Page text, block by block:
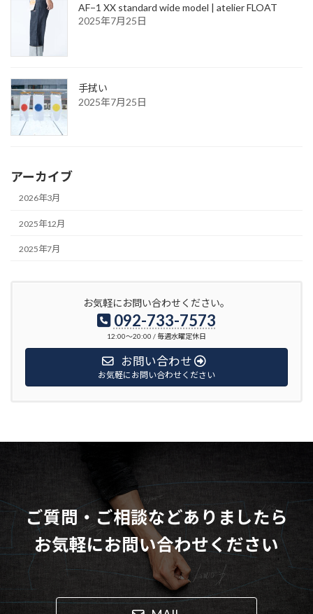
AF−1 XX standard wide model | atelier FLOAT
2025年7月25日
手拭い
2025年7月25日
アーカイブ
2026年3月
2025年12月
2025年7月
お気軽にお問い合わせください。
092-733-7573
12:00〜20:00 / 毎週水曜定休日
お問い合わせ
お気軽にお問い合わせください
ご質問・ご相談などありましたら
お気軽にお問い合わせください